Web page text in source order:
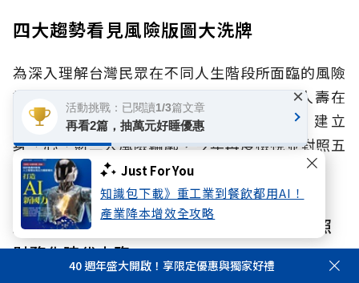
Just For You
知識包下載》重工業到餐飲都用AI！
產業降本增效全攻略
四大趨勢看見風險版圖大洗牌
為深入理解台灣民眾在不同人生階段所面臨的風險
認知與準備，並提升民眾風險意識，國泰人壽在
2021年發布《人生風險趨勢調查報告》，建立
身、心、財三大風險輪廓，今年再度檢視並對照五
年變化，整理出以下趨勢：
趨勢一：財務焦慮首度超車身體健康，長照
財務化時代來臨
40 週年盛大開啟！享限定優惠與獨家好禮
活動挑戰：已閱讀1/3篇文章
再看2篇，抽萬元好睡優惠
×